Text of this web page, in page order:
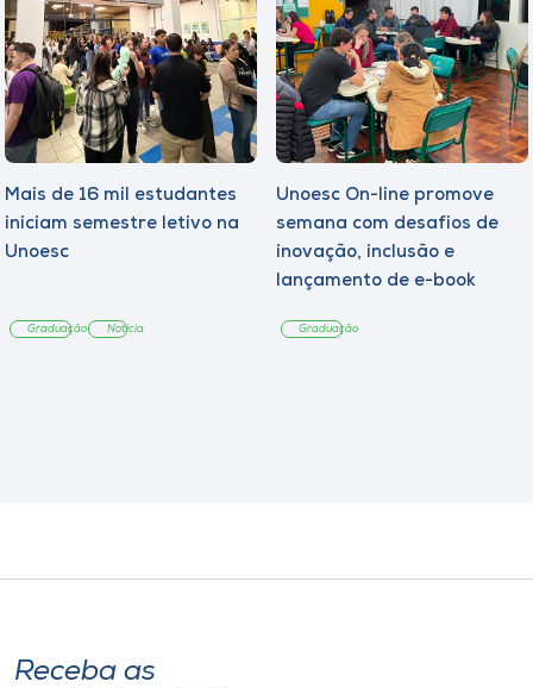
Mais de 16 mil estudantes
iniciam semestre letivo na
Unoesc
Graduação Notícia
Unoesc On-line promove
semana com desafios de
inovação, inclusão e
lançamento de e-book
Graduação
Receba as